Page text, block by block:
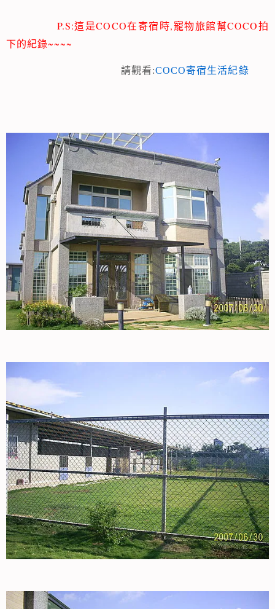
P.S:這是COCO在 寄宿時,寵物旅館幫COCO拍
下的紀錄~~~~
請觀看:COCO寄宿生活紀錄